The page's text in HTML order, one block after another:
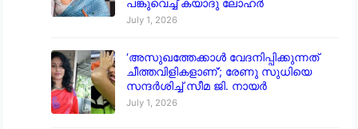
പങ്കുവെച്ച് കയാദു ലോഹർ
July 1, 2026
‘അസുഖത്തേക്കാൾ വേദനിപ്പിക്കുന്നത്
ചീത്തവിളികളാണ്’; രേണു സുധിയെ
സന്ദർശിച്ച് സീമ ജി. നായർ
July 1, 2026